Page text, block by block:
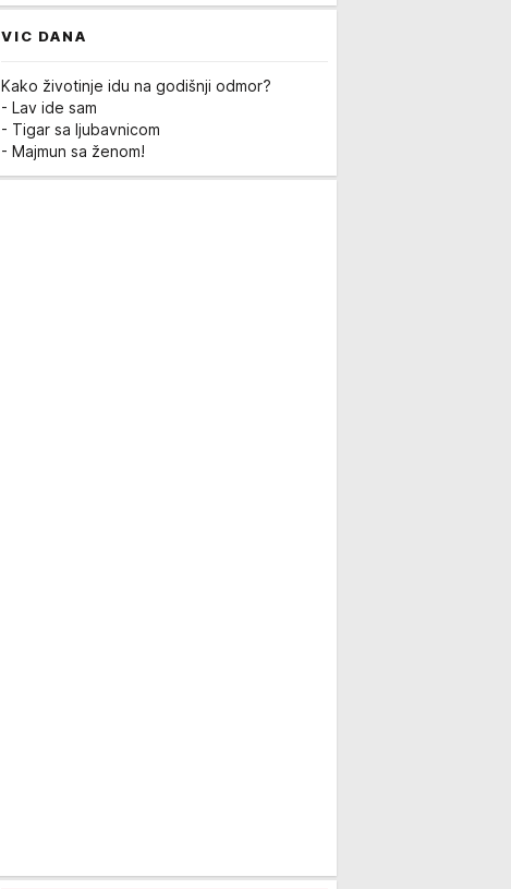
VIC DANA
Kako životinje idu na godišnji odmor?
- Lav ide sam
- Tigar sa ljubavnicom
- Majmun sa ženom!